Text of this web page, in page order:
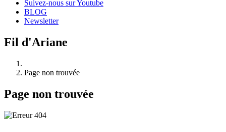
Suivez-nous sur Youtube
BLOG
Newsletter
Fil d'Ariane
Page non trouvée
Page non trouvée